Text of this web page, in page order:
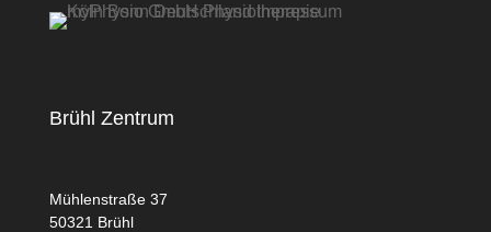
Brühl Zentrum
Mühlenstraße 37
50321 Brühl